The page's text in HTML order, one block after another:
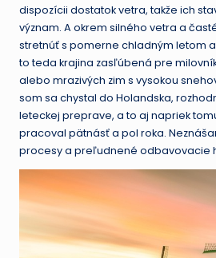
dispozícii dostatok vetra, takže ich
význam. A okrem silného vetra a
stretnúť s pomerne chladným letom
to teda krajina zasľúbená pre
alebo mrazivých zim s vysokou
som sa chystal do Holandska,
leteckej preprave, a to aj napriek
pracoval pätnásť a pol roka.
procesy a preľudnené odbavovacie